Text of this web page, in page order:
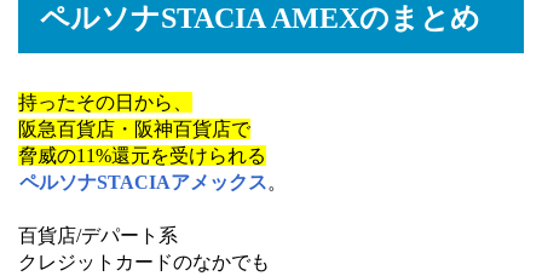
ペルソナSTACIA AMEXのまとめ
持ったその日から、
阪急百貨店・阪神百貨店で
脅威の11%還元を受けられる
ペルソナSTACIAアメックス。
百貨店/デパート系
クレジットカードのなかでも